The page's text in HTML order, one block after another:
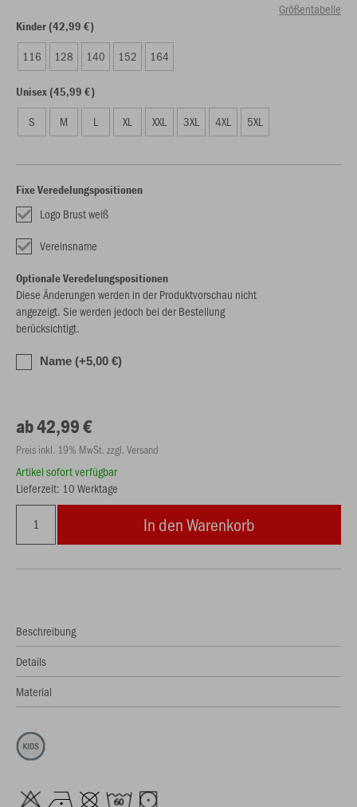
Größentabelle
Kinder (42,99 €)
116 128 140 152 164
Unisex (45,99 €)
S M L XL XXL 3XL 4XL 5XL
Fixe Veredelungspositionen
Logo Brust weiß
Vereinsname
Optionale Veredelungspositionen
Diese Änderungen werden in der Produktvorschau nicht
angezeigt. Sie werden jedoch bei der Bestellung
berücksichtigt.
Name (+5,00 €)
ab 42,99 €
Preis inkl. 19% MwSt. zzgl. Versand
Artikel sofort verfügbar
Lieferzeit: 10 Werktage
In den Warenkorb
Beschreibung
Details
Material